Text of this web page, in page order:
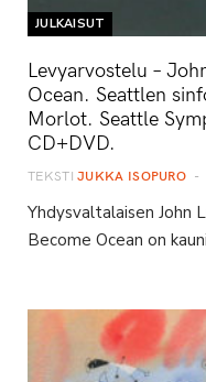
JULKAISUT
Levyarvostelu –
Ocean. Seattlen
Morlot. Seattle
CD+DVD.
TEKSTI JUKKA ISOPURO
Yhdysvaltalaisen John
Become Ocean on